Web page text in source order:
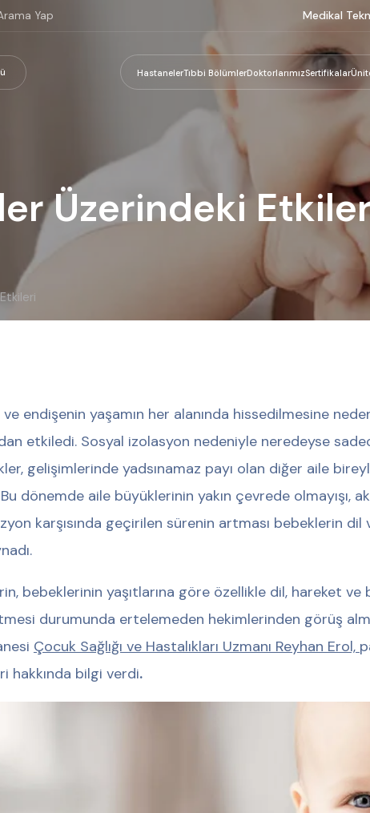
Medikal
HastanelerTıbbi BölümlerDoktorlarımızSertifikalar
Üzerindeki
endişenin yaşamın her alanında hissedilmesine
etkiledi. Sosyal izolasyon nedeniyle neredeyse
gelişimlerinde yadsınamaz payı olan diğer aile
Bu dönemde aile büyüklerinin yakın çevrede olmayışı,
karşısında geçirilen sürenin artması bebeklerin
bebeklerinin yaşıtlarına göre özellikle dil, hareket ve
durumunda ertelemeden hekimlerinden görüş
Çocuk Sağlığı ve Hastalıkları Uzmanı Reyhan Erol,
hakkında bilgi verdi.